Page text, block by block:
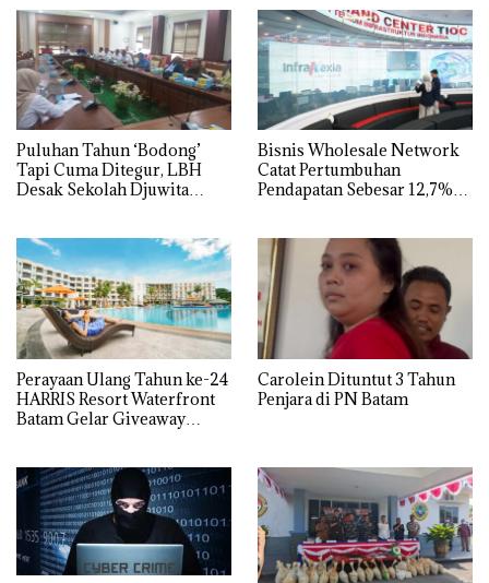
Puluhan Tahun ‘Bodong’
Tapi Cuma Ditegur, LBH
Desak Sekolah Djuwita
Bisnis Wholesale Network
Catat Pertumbuhan
Pendapatan Sebesar 12,7%
Perayaan Ulang Tahun ke-24
HARRIS Resort Waterfront
Batam Gelar Giveaway
Carolein Dituntut 3 Tahun
Penjara di PN Batam